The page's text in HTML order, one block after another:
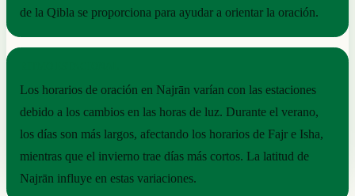
de la Qibla se proporciona para ayudar a orientar la oración.
Los horarios de oración en Najrān varían con las estaciones
debido a los cambios en las horas de luz. Durante el verano,
los días son más largos, afectando los horarios de Fajr e Isha,
mientras que el invierno trae días más cortos. La latitud de
Najrān influye en estas variaciones.